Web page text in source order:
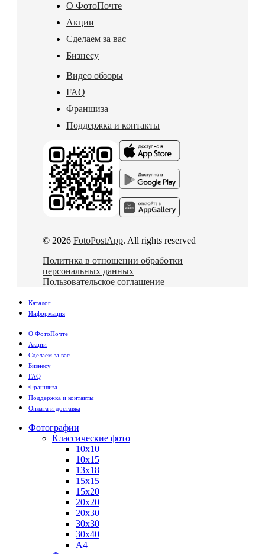
О ФотоПочте
Акции
Сделаем за вас
Бизнесу
Видео обзоры
FAQ
Франшиза
Поддержка и контакты
© 2026 FotoPostApp. All rights reserved
Политика в отношении обработки
персональных данных
Пользовательское соглашение
Каталог
Информация
О ФотоПочте
Акции
Сделаем за вас
Бизнесу
FAQ
Франшиза
Поддержка и контакты
Оплата и доставка
Фотографии
Классические фото
10х10
10х15
13х18
15х15
15х20
20х20
20х30
30х30
30х40
А4